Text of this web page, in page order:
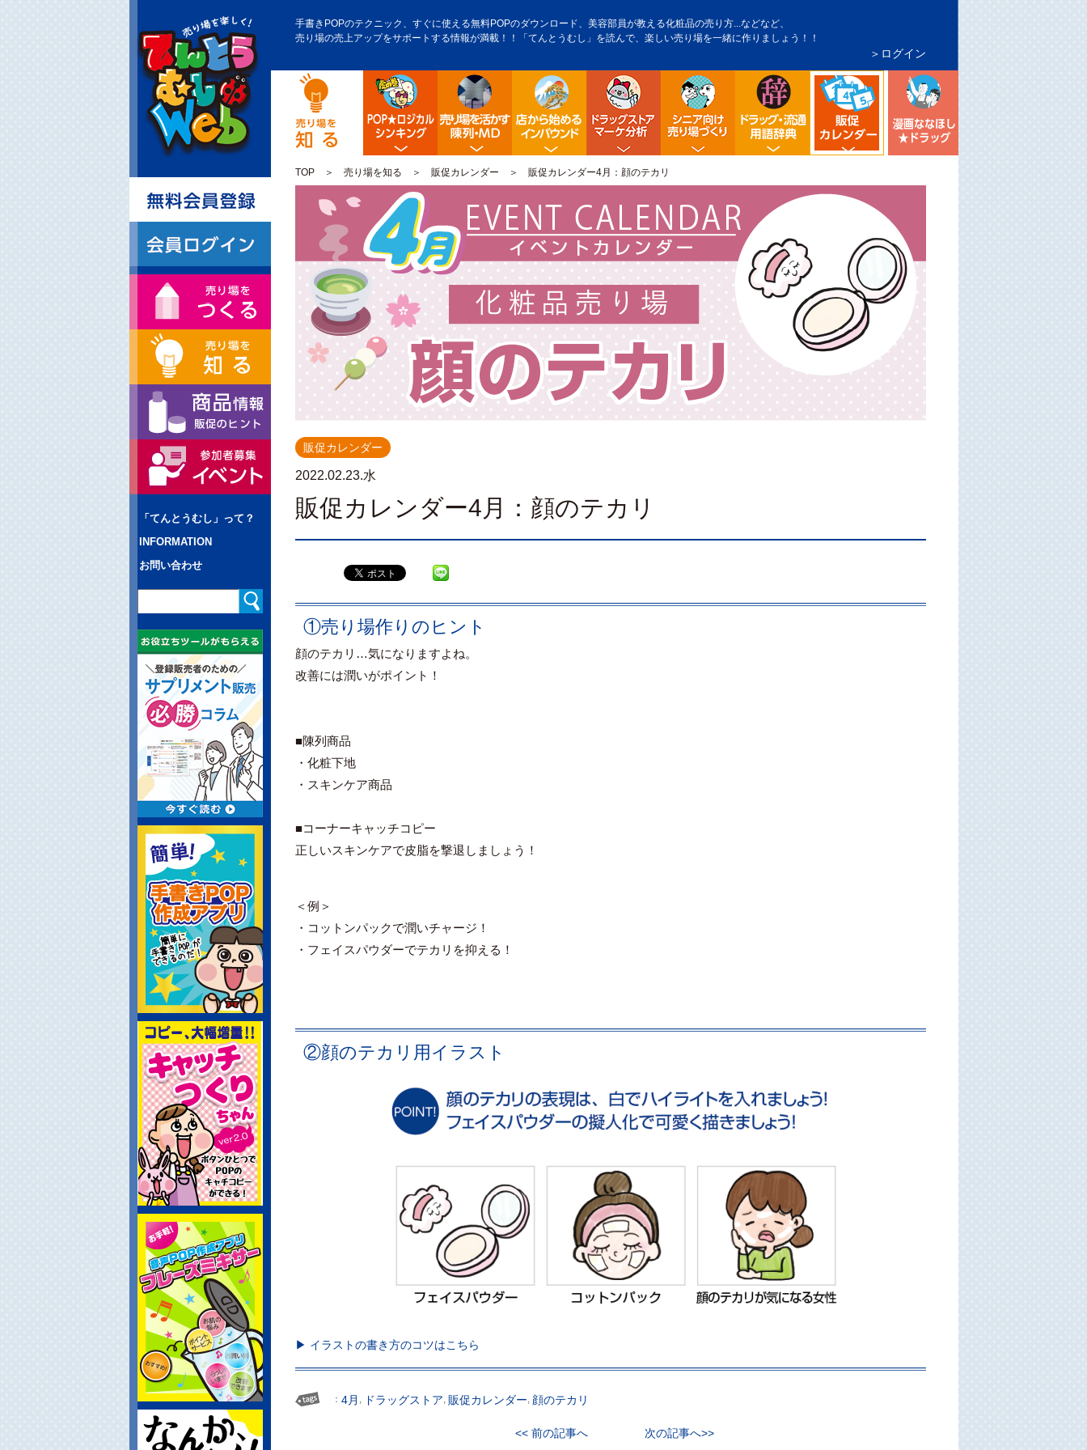
手書きPOPのテクニック、すぐに使える無料POPのダウンロード、美容部員が教える化粧品の売り方...などなど、
売り場の売上アップをサポートする情報が満載！！「てんとうむし」を読んで、楽しい売り場を一緒に作りましょう！！
＞ログイン
POP販促ロジック陳列・クロスＭＤ店舗から始める訪日観光客インバウンド対策
ドラッグストア・マーケ分析シニア向け売り場づくり流通業界・ドラッグストア用語辞典
ドラッグストア イベント販促カレンダー
TOP＞ 売り場を知る ＞ 販促カレンダー ＞ 販促カレンダー4月：顔のテカリ
「てんとうむし」って？
INFORMATION
お問い合わせ
販促カレンダー
2022.02.23.水
販促カレンダー4月：顔のテカリ
①売り場作りのヒント
顔のテカリ…気になりますよね。
改善には潤いがポイント！
■陳列商品
・化粧下地
・スキンケア商品
■コーナーキャッチコピー
正しいスキンケアで皮脂を撃退しましょう！
＜例＞
・コットンパックで潤いチャージ！
・フェイスパウダーでテカリを抑える！
②顔のテカリ用イラスト
▶ イラストの書き方のコツはこちら
： 4月 , ドラッグストア, 販促カレンダー, 顔のテカリ
<< 前の記事へ 次の記事へ>>